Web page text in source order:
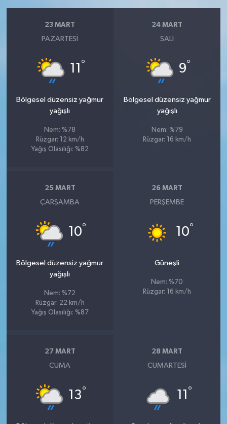
23 MART
PAZARTESI
11 °
Bölgesel düzensiz yağmur
yağışlı
Nem: %78
Rüzgar: 12 km/h
Yağış Olasılığı: %82
24 MART
SALI
9°
Bölgesel düzensiz yağmur
yağışlı
Nem: %79
Rüzgar: 16 km/h
25 MART
ÇARŞAMBA
10°
Bölgesel düzensiz yağmur
yağışlı
Nem: %72
Rüzgar: 22 km/h
Yağış Olasılığı: %87
26 MART
PERŞEMBE
10°
Güneşli
Nem: %70
Rüzgar: 16 km/h
27 MART
CUMA
13°
28 MART
CUMARTESI
11 °